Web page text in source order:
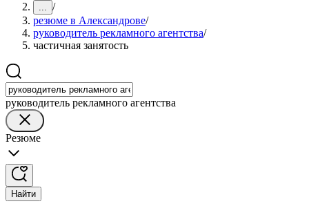
... /
резюме в Александрове/
руководитель рекламного агентства/
частичная занятость
руководитель рекламного агентства
Резюме
Найти